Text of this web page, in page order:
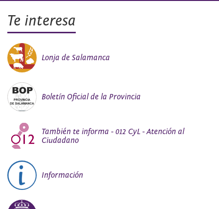
Te interesa
Lonja de Salamanca
Boletín Oficial de la Provincia
También te informa - 012 CyL - Atención al
Ciudadano
Información